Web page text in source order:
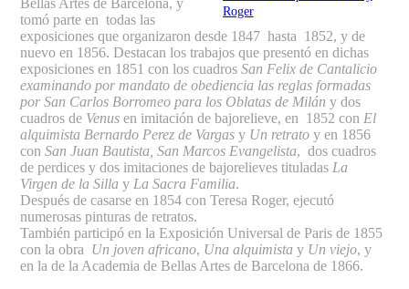
Roger
tomó parte en todas las
exposiciones que organizaron desde 1847 hasta 1852, y de
nuevo en 1856. Destacan los trabajos que presentó en dichas
exposiciones en 1851 con los cuadrosSan Felix de Cantalicio
examinando por mandato de obediencia las reglas formadas
por San Carlos Borromeo para los Oblatas de Milán y dos
cuadros de Venus en imitación de bajorelieve, en 1852 con El
alquimista Bernardo Perez de Vargas y Un retrato y en 1856
conSan Juan Bautista, San Marcos Evangelista, dos cuadros
de perdices y dos imitaciones de bajorelieves tituladas La
Virgen de la Silla y La Sacra Familia.
Después de casarse en 1854 con Teresa Roger, ejecutó
numerosas pinturas de retratos.
También participó en la Exposición Universal de Paris de 1855
con la obra Un joven africano, Una alquimista y Un viejo, y
en la de la Academia de Bellas Artes de Barcelona de 1866.